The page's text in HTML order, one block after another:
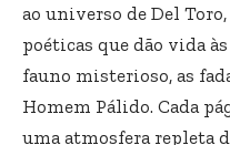
ao universo de Del
poéticas que dão vida
fauno misterioso, as
Homem Pálido. Cada
uma atmosfera repleta